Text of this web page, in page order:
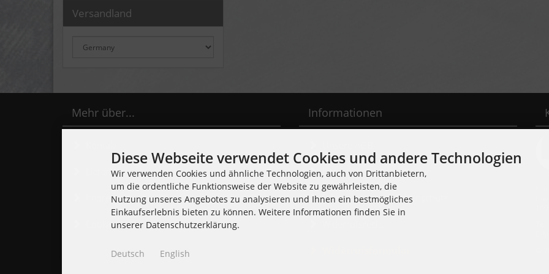
Versandland
Mehr über...
Lieferzeit
Impressum
Cookie Einstellungen
Informationen
Liefer- und Versandkosten
Privatsphäre und Datenschutz
©
Diese Webseite verwendet Cookies und andere Technologien
Wir verwenden Cookies und ähnliche Technologien, auch von Drittanbietern,
um die ordentliche Funktionsweise der Website zu gewährleisten, die
Nutzung unseres Angebotes zu analysieren und Ihnen ein bestmögliches
Einkaufserlebnis bieten zu können. Weitere Informationen finden Sie in
unserer Datenschutzerklärung.
Deutsch English